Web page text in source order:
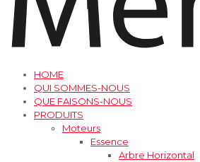
HOME
QUI SOMMES-NOUS
QUE FAISONS-NOUS
PRODUITS
Moteurs
Essence
Arbre Horizontal